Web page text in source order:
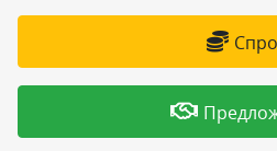
Справка
Товары и услуги